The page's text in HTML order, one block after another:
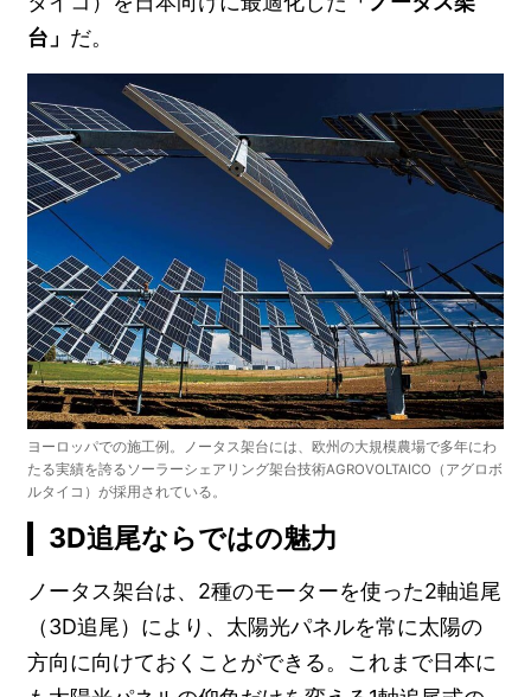
台」 だ。
ヨーロッパでの施工例。ノータス架台には、欧州の大規模農場で多年にわ
たる実績を誇るソーラーシェアリング架台技術AGROVOLTAICO（アグロボ
ルタイコ）が採用されている。
3D追尾ならではの魅力
ノータス架台は、2種のモーターを使った2軸追尾
（3D追尾）により、太陽光パネルを常に太陽の
方向に向けておくことができる。これまで日本に